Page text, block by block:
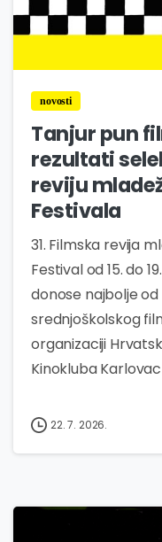
novosti
Tanjur pun
rezultati
reviju
Festivala
31. Filmska revija
Festival od 15. do
donose najbolje
srednjoškolskog
organizaciji
Kinokluba
22. 7. 2026.